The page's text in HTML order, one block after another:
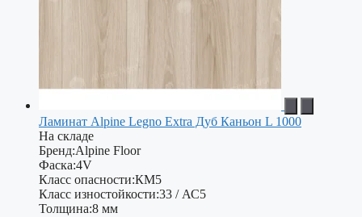
Ламинат Alpine Legno Extra Дуб Каньон L 1000
На складе
Бренд:Alpine Floor
Фаска:4V
Класс опасности:КМ5
Класс изностойкости:33 / АС5
Толщина:8 мм